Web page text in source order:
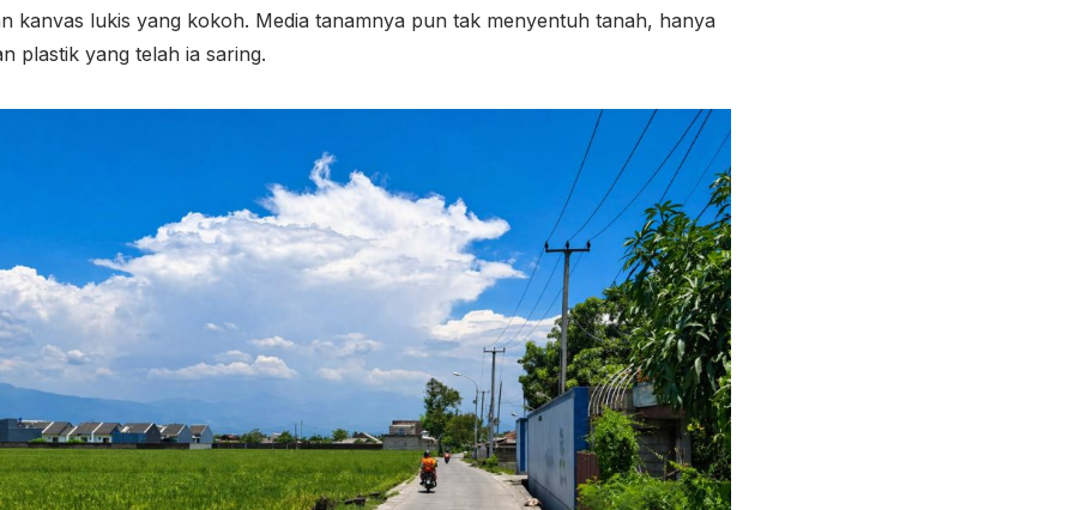
kanvas lukis yang kokoh. Media tanamnya pun tak menyentuh tanah, hanya
plastik yang telah ia saring.